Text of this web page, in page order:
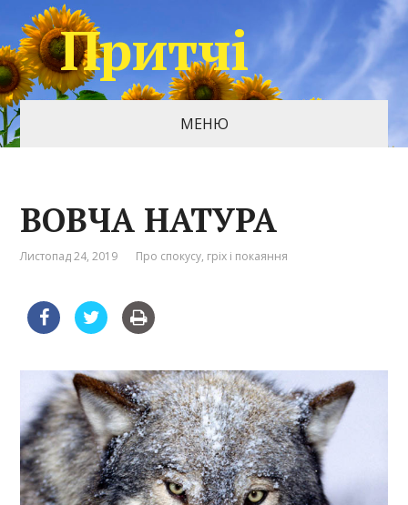
Притчі
МЕНЮ
ВОВЧА НАТУРА
Листопад 24, 2019 Про спокусу, гріх і покаяння